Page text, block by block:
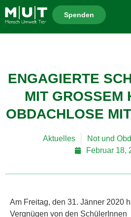
Spenden
ENGAGIERTE
MIT GROSSEM
BDACHLOSE
Aktuelles
Not und
Februar 18,
Am Freitag, den 31. Jänner 2020
Vergnügen von den SchülerInnen